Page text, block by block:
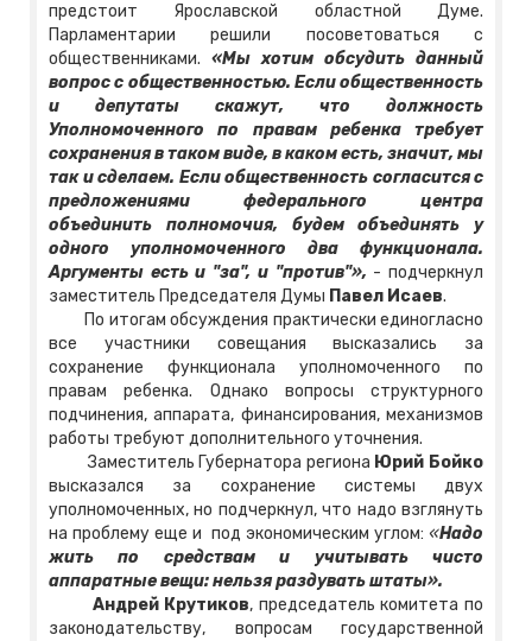
предстоит Ярославской областной Думе.
Парламентарии решили посоветоваться с
общественниками. «Мы хотим обсудить данный
вопрос с общественностью. Если общественность
и депутаты скажут, что должность
Уполномоченного по правам ребенка требует
сохранения в таком виде, в каком есть, значит, мы
так и сделаем. Если общественность согласится с
предложениями федерального центра
объединить полномочия, будем объединять у
одного уполномоченного два функционала.
Аргументы есть и "за", и "против"», - подчеркнул
заместитель Председателя Думы Павел Исаев.
По итогам обсуждения практически единогласно
все участники совещания высказались за
сохранение функционала уполномоченного по
правам ребенка. Однако вопросы структурного
подчинения, аппарата, финансирования, механизмов
работы требуют дополнительного уточнения.
Заместитель Губернатора региона Юрий Бойко
высказался за сохранение системы двух
уполномоченных, но подчеркнул, что надо взглянуть
на проблему еще и под экономическим углом: «Надо
жить по средствам и учитывать чисто
аппаратные вещи: нельзя раздувать штаты».
Андрей Крутиков, председатель комитета по
законодательству, вопросам государственной